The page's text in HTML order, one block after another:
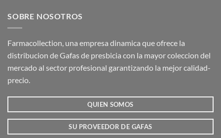
opciones
elegir
de
SOBRE NOSOTROS
Farmacollection, una empresa dinamica que ofrece la
distribucion de Gafas de presbicia con la mayor coleccion del
mercado al sector profesional garantizando la mejor calidad-
precio.
QUIEN SOMOS
SU PROVEEDOR DE GAFAS